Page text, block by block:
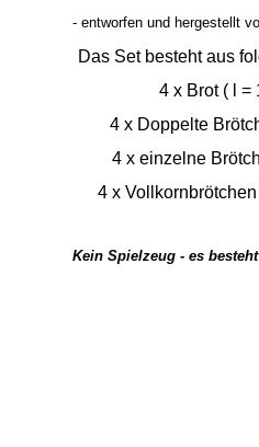
- entworfen und hergestellt
Das Set besteht aus
4 x Brot ( l =
4 x Doppelte
4 x einzelne
4 x
Kein Spielzeug - es